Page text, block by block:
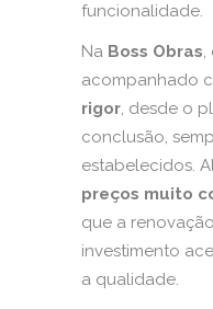
funcionalidade.
Na Boss Obras,
acompanhado
rigor, desde o
conclusão,
estabelecidos.
preços muito
que a
investimento
a qualidade.